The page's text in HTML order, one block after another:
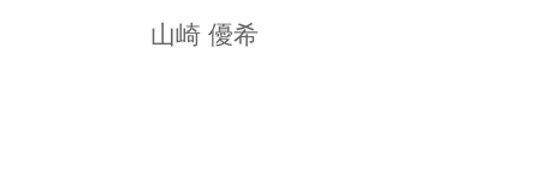
山崎 優希